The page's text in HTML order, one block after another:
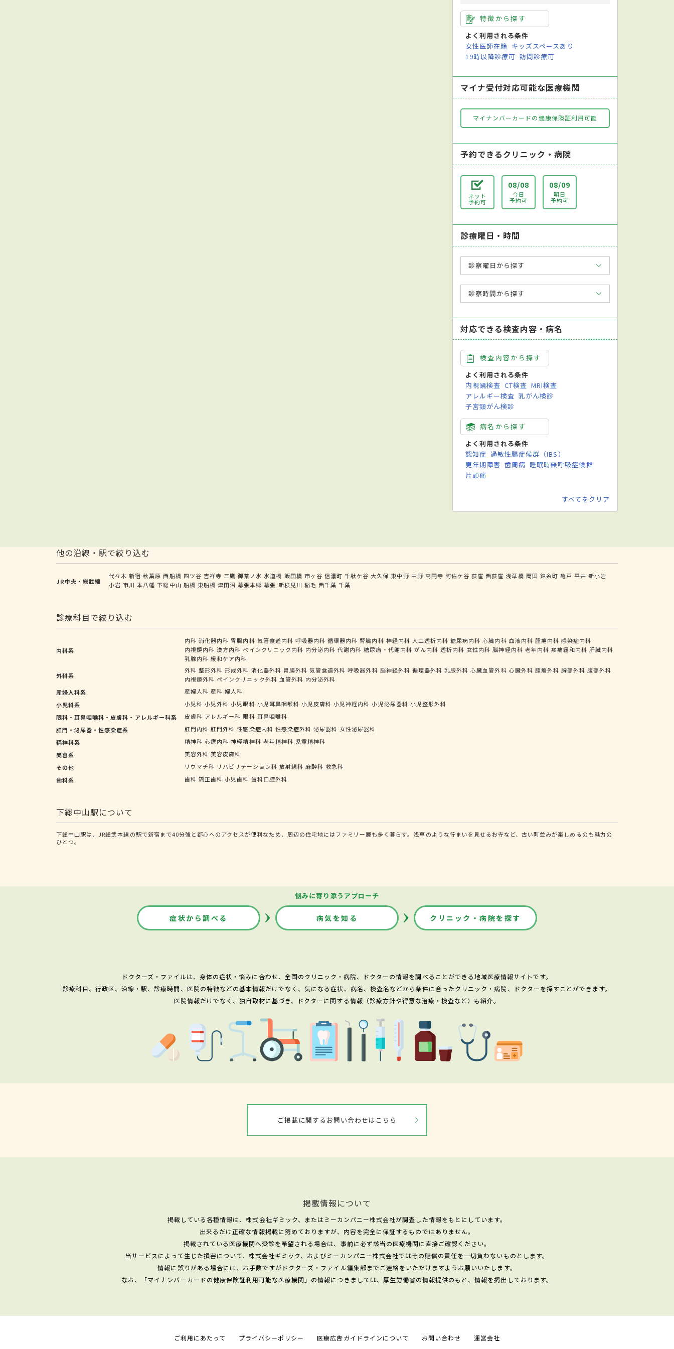
特徴から探す
よく利用される条件
女性医師在籍 キッズスペースあり
19時以降診療可 訪問診療可
マイナ受付対応可能な医療機関
マイナンバーカードの健康保険証利用可能
予約できるクリニック・病院
ネット
予約可
08/08
今日
予約可
08/09
明日
予約可
診療曜日・時間
診察曜日から探す
診察時間から探す
対応できる検査内容・病名
検査内容から探す
よく利用される条件
内視鏡検査 CT検査 MRI検査
アレルギー検査 乳がん検診
子宮頸がん検診
病名から探す
よく利用される条件
認知症 過敏性腸症候群（IBS）
更年期障害 歯周病 睡眠時無呼吸症候群
片頭痛
すべてをクリア
他の沿線・駅で絞り込む
JR中央・総武線
代々木 新宿 秋葉原 西船橋 四ツ谷 吉祥寺 三鷹 御茶ノ水 水道橋 飯田橋 市ヶ谷 信濃町 千駄ケ谷 大久保 東中野 中野 高円寺 阿佐ケ谷 荻窪 西荻窪 浅草橋 両国 錦糸町 亀戸 平井 新小岩
小岩 市川 本八幡 下総中山 船橋 東船橋 津田沼 幕張本郷 幕張 新検見川 稲毛 西千葉 千葉
診療科目で絞り込む
内科系
内科 消化器内科 胃腸内科 気管食道内科 呼吸器内科 循環器内科 腎臓内科 神経内科 人工透析内科 糖尿病内科 心臓内科 血液内科 腫瘍内科 感染症内科
内視鏡内科 漢方内科 ペインクリニック内科 内分泌内科 代謝内科 糖尿病・代謝内科 がん内科 透析内科 女性内科 脳神経内科 老年内科 疼痛緩和内科 肝臓内科
乳腺内科 緩和ケア内科
外科系
外科 整形外科 形成外科 消化器外科 胃腸外科 気管食道外科 呼吸器外科 脳神経外科 循環器外科 乳腺外科 心臓血管外科 心臓外科 腫瘍外科 胸部外科 腹部外科
内視鏡外科 ペインクリニック外科 血管外科 内分泌外科
産婦人科系
産婦人科 産科 婦人科
小児科系
小児科 小児外科 小児眼科 小児耳鼻咽喉科 小児皮膚科 小児神経内科 小児泌尿器科 小児整形外科
眼科・耳鼻咽喉科・皮膚科・アレルギー科系
皮膚科 アレルギー科 眼科 耳鼻咽喉科
肛門・泌尿器・性感染症系
肛門内科 肛門外科 性感染症内科 性感染症外科 泌尿器科 女性泌尿器科
精神科系
精神科 心療内科 神経精神科 老年精神科 児童精神科
美容系
美容外科 美容皮膚科
その他
リウマチ科 リハビリテーション科 放射線科 麻酔科 救急科
歯科系
歯科 矯正歯科 小児歯科 歯科口腔外科
下総中山駅について
下総中山駅は、JR総武本線の駅で新宿まで40分強と都心へのアクセスが便利なため、周辺の住宅地にはファミリー層も多く暮らす。浅草のような佇まいを見せるお寺など、古い町並みが楽しめるのも魅力の
ひとつ。
悩みに寄り添うアプローチ
症状から調べる 病気を知る クリニック・病院を探す
ドクターズ・ファイルは、身体の症状・悩みに合わせ、全国のクリニック・病院、ドクターの情報を調べることができる地域医療情報サイトです。
診療科目、行政区、沿線・駅、診療時間、医院の特徴などの基本情報だけでなく、気になる症状、病名、検査名などから条件に合ったクリニック・病院、ドクターを探すことができます。
医院情報だけでなく、独自取材に基づき、ドクターに関する情報（診療方針や得意な治療・検査など）も紹介。
ご掲載に関するお問い合わせはこちら
掲載情報について
掲載している各種情報は、株式会社ギミック、またはミーカンパニー株式会社が調査した情報をもとにしています。
出来るだけ正確な情報掲載に努めておりますが、内容を完全に保証するものではありません。
掲載されている医療機関へ受診を希望される場合は、事前に必ず該当の医療機関に直接ご確認ください。
当サービスによって生じた損害について、株式会社ギミック、およびミーカンパニー株式会社ではその賠償の責任を一切負わないものとします。
情報に誤りがある場合には、お手数ですがドクターズ・ファイル編集部までご連絡をいただけますようお願いいたします。
なお、「マイナンバーカードの健康保険証利用可能な医療機関」の情報につきましては、厚生労働省の情報提供のもと、情報を掲出しております。
ご利用にあたって プライバシーポリシー 医療広告ガイドラインについて お問い合わせ 運営会社